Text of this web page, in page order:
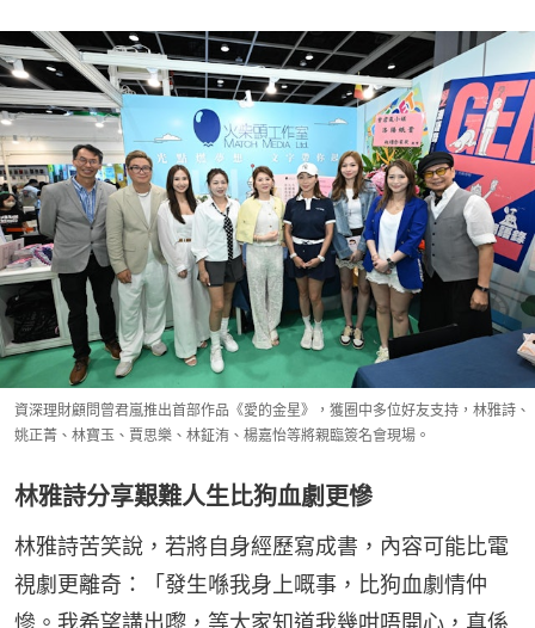
資深理財顧問曾君嵐推出首部作品《愛的金星》，獲圈中多位好友支持，林雅詩、
姚正菁、林寶玉、賈思樂、林鉦洧、楊嘉怡等將親臨簽名會現場。
林雅詩分享艱難人生比狗血劇更慘
林雅詩苦笑說，若將自身經歷寫成書，內容可能比電
視劇更離奇：「發生喺我身上嘅事，比狗血劇情仲
慘。我希望講出嚟，等大家知道我幾咁唔開心，真係